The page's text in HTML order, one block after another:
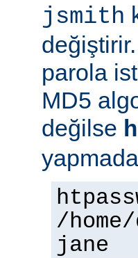
jsmith
parola
MD5
değilse
/
jane